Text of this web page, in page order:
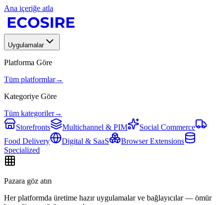
Ana içeriğe atla
Uygulamalar
Platforma Göre
Tüm platformlar→
Kategoriye Göre
Tüm kategoriler→
Storefronts
Multichannel & PIM
Social Commerce
Food Delivery
Digital & SaaS
Browser Extensions
Specialized
Pazara göz atın
Her platformda üretime hazır uygulamalar ve bağlayıcılar — ömür